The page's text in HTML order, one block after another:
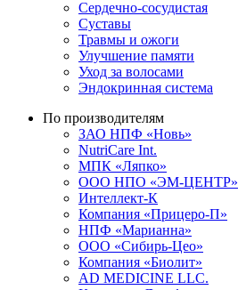
Сердечно-сосудистая
Суставы
Травмы и ожоги
Улучшение памяти
Уход за волосами
Эндокринная система
По производителям
ЗАО НПФ «Новь»
NutriCare Int.
МПК «Ляпко»
ООО НПО «ЭМ-ЦЕНТР»
Интеллект-К
Компания «Прицеро-П»
НПФ «Марианна»
ООО «Сибирь-Цео»
Компания «Биолит»
AD MEDICINE LLC.